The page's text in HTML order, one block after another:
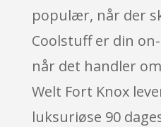
populær, når der
Coolstuff er din
når det handler
Welt Fort Knox
luksuriøse 90